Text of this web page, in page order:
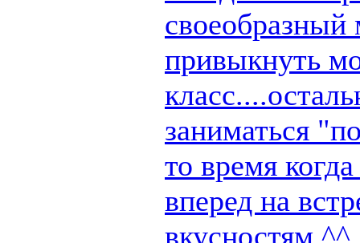
своеобразный
привыкнуть
заниматься
то время
вперед на
вкусностям ^^